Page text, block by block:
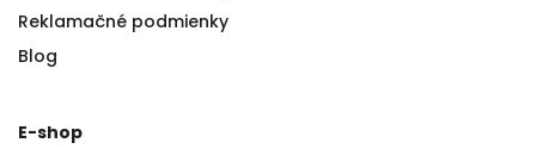
Reklamačné podmienky
Blog
E-shop